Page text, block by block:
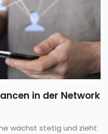
in der Network
wächst stetig und zieht